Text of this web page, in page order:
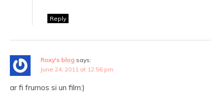
Reply
Roxy's blog says:
June 24, 2011 at 12:56 pm
ar fi frumos si un film:)